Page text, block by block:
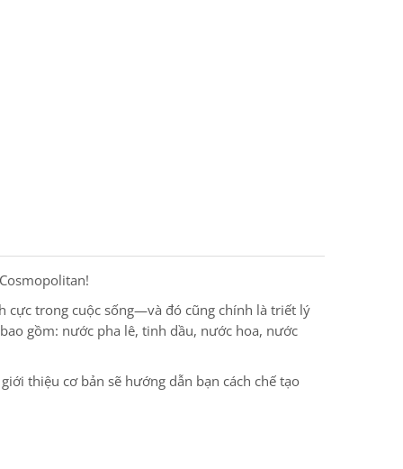
cực trong cuộc sống—và đó cũng chính là triết lý
gồm: nước pha lê, tinh dầu, nước hoa, nước
thiệu cơ bản sẽ hướng dẫn bạn cách chế tạo